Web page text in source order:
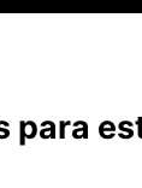
para